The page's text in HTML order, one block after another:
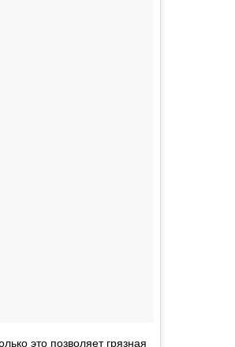
это позволяет грязная